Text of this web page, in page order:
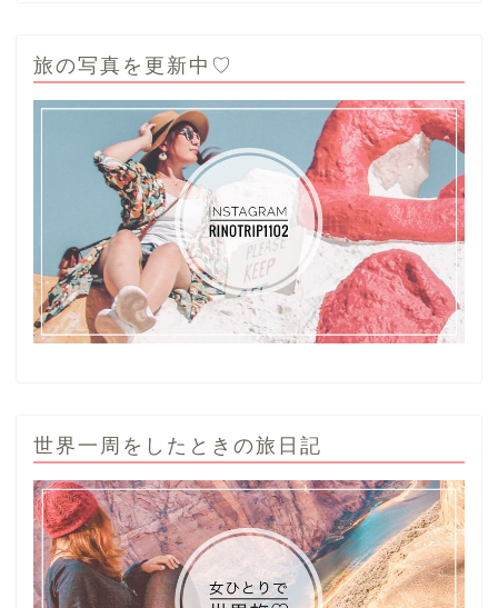
旅の写真を更新中♡
世界一周をしたときの旅日記